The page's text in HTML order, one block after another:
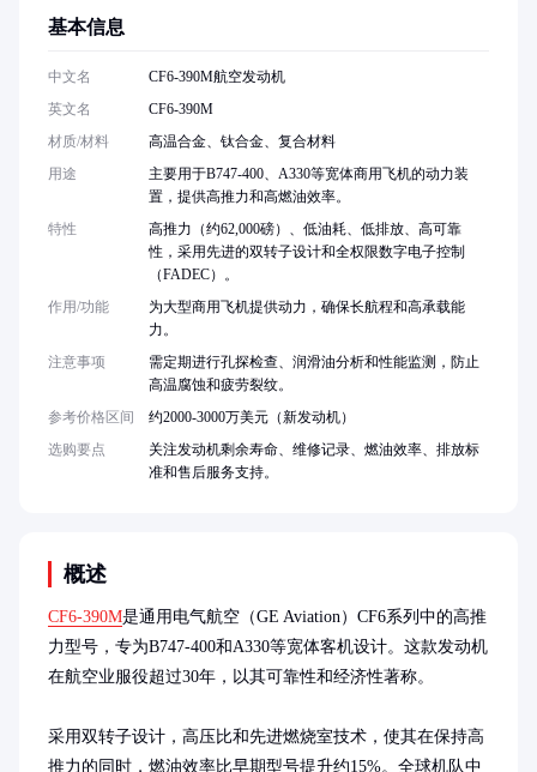
概述
CF6-390M是通用电气航空（GE Aviation）CF6系列中的高推
力型号，专为B747-400和A330等宽体客机设计。这款发动机
在航空业服役超过30年，以其可靠性和经济性著称。
采用双转子设计，高压比和先进燃烧室技术，使其在保持高
推力的同时，燃油效率比早期型号提升约15%。全球机队中
基本信息
中文名
CF6-390M航空发动机
英文名
CF6-390M
材质/材料
高温合金、钛合金、复合材料
用途
主要用于B747-400、A330等宽体商用飞机的动力装
置，提供高推力和高燃油效率。
特性
高推力（约62,000磅）、低油耗、低排放、高可靠
性，采用先进的双转子设计和全权限数字电子控制
（FADEC）。
作用/功能
为大型商用飞机提供动力，确保长航程和高承载能
力。
注意事项
需定期进行孔探检查、润滑油分析和性能监测，防止
高温腐蚀和疲劳裂纹。
参考价格区间
约2000-3000万美元（新发动机）
选购要点
关注发动机剩余寿命、维修记录、燃油效率、排放标
准和售后服务支持。